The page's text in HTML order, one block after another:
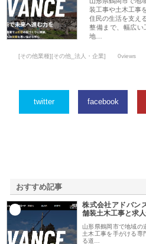
装工事や土木工事
住民の生活を支え
整備まで、幅広い
地…
[その他業種][その他_法人・企業] 0views
twitter facebook
おすすめ記事
株式会社アドバン
舗装土木工事と求
山形県鶴岡市で地域の
土木工事を手がける専
る道…